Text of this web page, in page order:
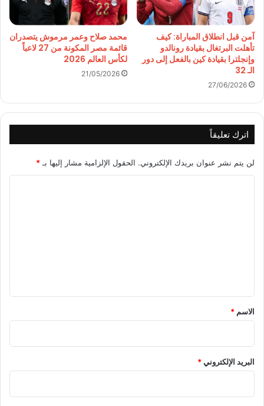
آمن قبل انطلاق المباراة: كيف
تأهلت البرتغال بقيادة رونالدو
وإنجلترا بقيادة كين بالفعل إلى دور
الـ 32
27/06/2026
محمد صلاح وعمر مرموش يتصدران
قائمة مصر المكونة من 27 لاعباً
لكأس العالم 2026
21/05/2026
اترك تعليقاً
لن يتم نشر عنوان بريدك الإلكتروني. الحقول الإلزامية مشار إليها بـ *
*
الاسم *
البريد الإلكتروني*